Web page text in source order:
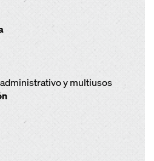
y multiusos